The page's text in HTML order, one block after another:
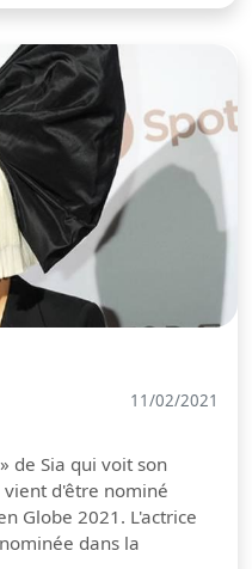
11/02/2021
de Sia qui voit son
d'être nominé
Globe 2021. L'actrice
dans la